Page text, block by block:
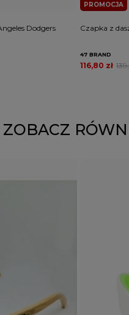
Dodgers
PROMOCJA
Czapka z
47 BRAND
116,80 zł
ZOBACZ